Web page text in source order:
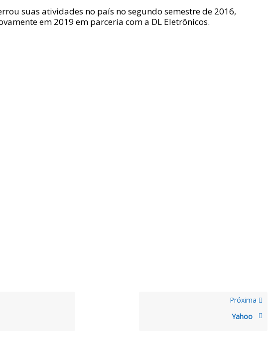
suas atividades no país no segundo semestre de 2016,
em 2019 em parceria com a DL Eletrônicos.
Próxima
Yahoo